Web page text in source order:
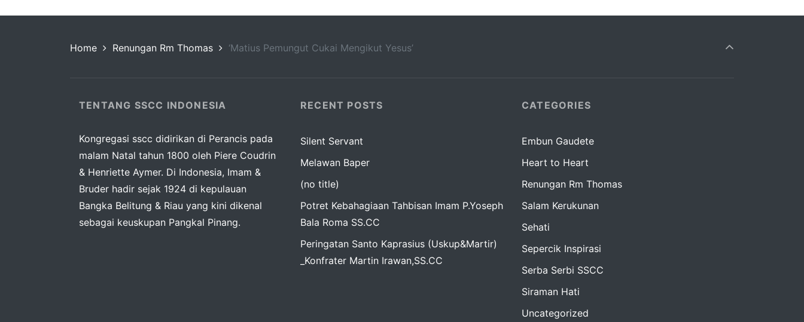
Home Renungan Rm Thomas ‘Matius Pemungut Cukai Mengikut Yesus’
TENTANG SSCC INDONESIA
Kongregasi sscc didirikan di Perancis pada
malam Natal tahun 1800 oleh Piere Coudrin
& Henriette Aymer. Di Indonesia, Imam &
Bruder hadir sejak 1924 di kepulauan
Bangka Belitung & Riau yang kini dikenal
sebagai keuskupan Pangkal Pinang.
RECENT POSTS
Silent Servant
Melawan Baper
(no title)
Potret Kebahagiaan Tahbisan Imam P.Yoseph
Bala Roma SS.CC
Peringatan Santo Kaprasius (Uskup&Martir)
_Konfrater Martin Irawan,SS.CC
CATEGORIES
Embun Gaudete
Heart to Heart
Renungan Rm Thomas
Salam Kerukunan
Sehati
Sepercik Inspirasi
Serba Serbi SSCC
Siraman Hati
Uncategorized